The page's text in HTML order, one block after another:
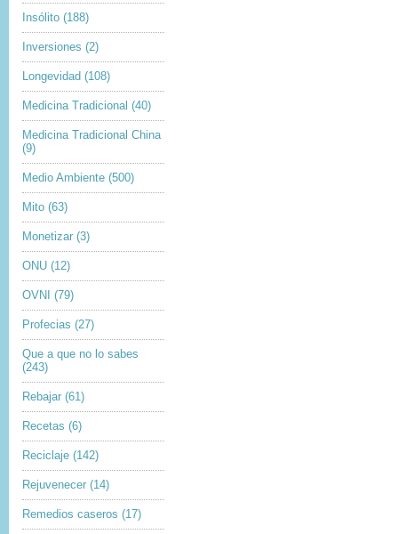
Insólito (188)
Inversiones (2)
Longevidad (108)
Medicina Tradicional (40)
Medicina Tradicional China
(9)
Medio Ambiente (500)
Mito (63)
Monetizar (3)
ONU (12)
OVNI (79)
Profecias (27)
Que a que no lo sabes
(243)
Rebajar (61)
Recetas (6)
Reciclaje (142)
Rejuvenecer (14)
Remedios caseros (17)